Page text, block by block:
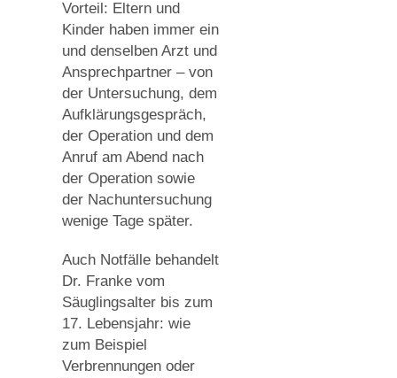
Vorteil: Eltern und
Kinder haben immer ein
und denselben Arzt und
Ansprechpartner – von
der Untersuchung, dem
Aufklärungsgespräch,
der Operation und dem
Anruf am Abend nach
der Operation sowie
der Nachuntersuchung
wenige Tage später.
Auch Notfälle behandelt
Dr. Franke vom
Säuglingsalter bis zum
17. Lebensjahr: wie
zum Beispiel
Verbrennungen oder